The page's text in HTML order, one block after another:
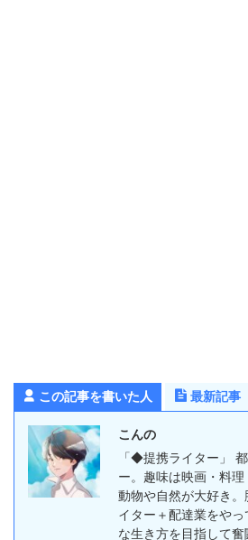
この記事を書いた人 最新記事
こんの
「◆提携ライター」
ー。趣味は映画・料理
動物や自然が大好き
イター＋配達業をや
な生き方を目指して奮